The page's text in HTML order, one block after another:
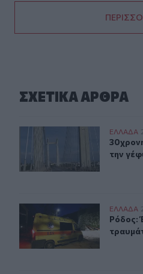
ΣΧΕΤΙΚA AΡΘΡΑ
30χρονη έπεσε στη ΕΛΛAΔΑ
την
Ρόδος: Έσπασε ο κάβος και
ΕΛΛAΔΑ
Ρόδος:
Ρόδος: